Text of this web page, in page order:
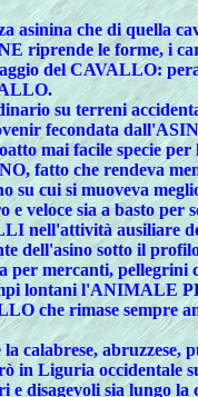
asinina che di quella
riprende le forme, i
del CAVALLO:
su terreni
fecondata
mai facile specie
fatto che rendeva
cui si muoveva
veloce sia a basto per
nell'attività ausiliare
dell'asino sotto il
per mercanti, pellegrini
lontani
che rimase sempre
abruzzese,
in Liguria occidentale
disagevoli sia lungo la